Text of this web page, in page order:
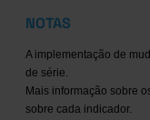
NOTAS
A implementação de
de série.
Mais informação sobre
sobre cada indicador.